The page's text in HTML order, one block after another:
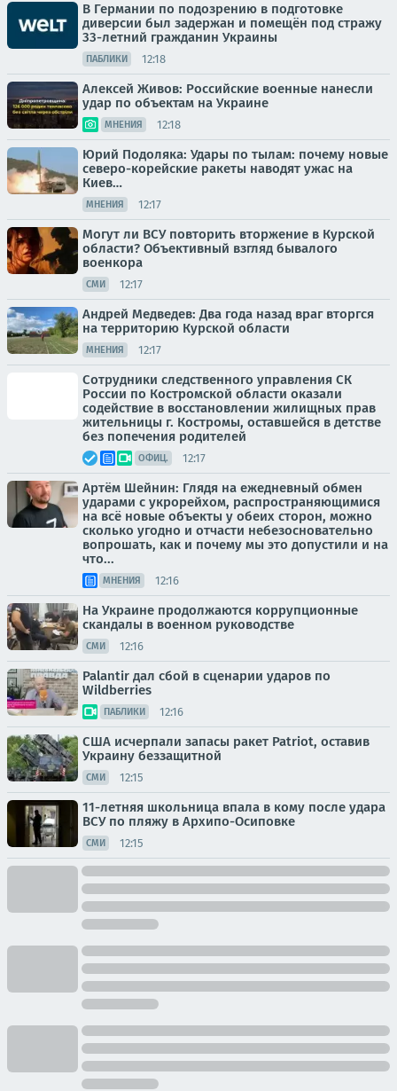
В Германии по подозрению в подготовке
диверсии был задержан и помещён под стражу
33-летний гражданин Украины
ПАБЛИКИ 12:18
Алексей Живов: Российские военные нанесли
удар по объектам на Украине
МНЕНИЯ 12:18
Юрий Подоляка: Удары по тылам: почему новые
северо-корейские ракеты наводят ужас на
Киев…
МНЕНИЯ 12:17
Могут ли ВСУ повторить вторжение в Курской
области? Объективный взгляд бывалого
военкора
СМИ 12:17
Андрей Медведев: Два года назад враг вторгся
на территорию Курской области
МНЕНИЯ 12:17
Сотрудники следственного управления СК
России по Костромской области оказали
содействие в восстановлении жилищных прав
жительницы г. Костромы, оставшейся в детстве
без попечения родителей
ОФИЦ. 12:17
Артём Шейнин: Глядя на ежедневный обмен
ударами с укрорейхом, распространяющимися
на всё новые объекты у обеих сторон, можно
сколько угодно и отчасти небезосновательно
вопрошать, как и почему мы это допустили и на
что...
МНЕНИЯ 12:16
На Украине продолжаются коррупционные
скандалы в военном руководстве
СМИ 12:16
Palantir дал сбой в сценарии ударов по
Wildberries
ПАБЛИКИ 12:16
США исчерпали запасы ракет Patriot, оставив
Украину беззащитной
СМИ 12:15
11-летняя школьница впала в кому после удара
ВСУ по пляжу в Архипо-Осиповке
СМИ 12:15